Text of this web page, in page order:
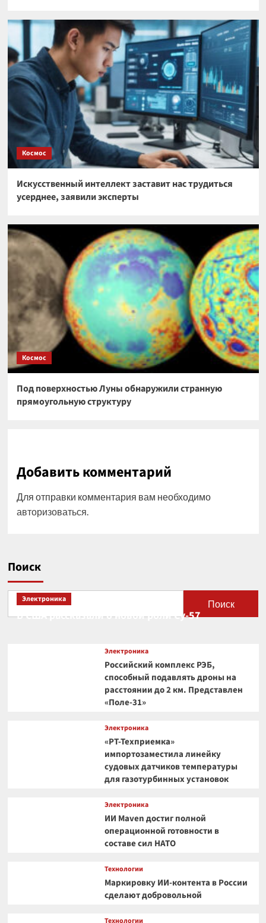
Космос
Искусственный интеллект заставит нас трудиться
усерднее, заявили эксперты
Космос
Под поверхностью Луны обнаружили странную
прямоугольную структуру
Добавить комментарий
Для отправки комментария вам необходимо
авторизоваться.
Поиск
Поиск
Электроника
В США рассказали о новой роли Су-57
Электроника
Российский комплекс РЭБ,
способный подавлять дроны на
расстоянии до 2 км. Представлен
«Поле-31»
Электроника
«РТ-Техприемка»
импортозаместила линейку
судовых датчиков температуры
для газотурбинных установок
Электроника
ИИ Maven достиг полной
операционной готовности в
составе сил НАТО
Технологии
Маркировку ИИ-контента в России
сделают добровольной